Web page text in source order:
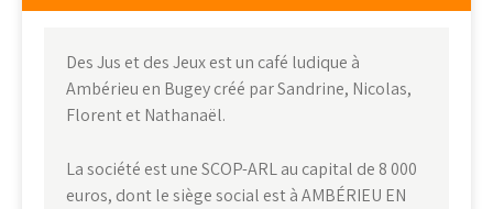
Des Jus et des Jeux est un café ludique à
Ambérieu en Bugey créé par Sandrine, Nicolas,
Florent et Nathanaël.
La société est une SCOP-ARL au capital de 8 000
euros, dont le siège social est à AMBÉRIEU EN